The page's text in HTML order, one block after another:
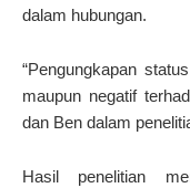
dalam hubungan.
“Pengungkapan
maupun negatif
dan Ben dalam
Hasil penelitian